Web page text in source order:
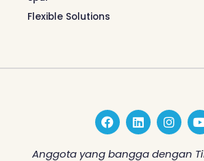
Flexible Solutions
F
a
c
e
L
i
n
k
I
n
s
t
u
t
Anggota yang bangga dengan